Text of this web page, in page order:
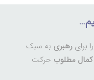
را برای رهبری به سبک
کمال مطلوب حرکت